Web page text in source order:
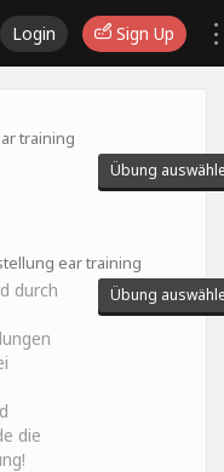
Login Sign Up
training
Übung
ear training
durch
die
Übung